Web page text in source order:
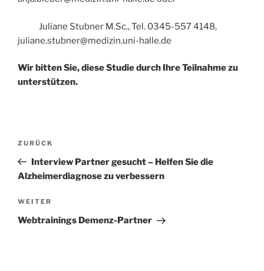
Juliane Stubner M.Sc., Tel. 0345-557 4148,
juliane.stubner@medizin.uni-halle.de
Wir bitten Sie, diese Studie durch Ihre Teilnahme zu
unterstützen.
Beitragsnavigation
Vorheriger
Beitrag
ZURÜCK
Interview Partner gesucht – Helfen Sie die
Alzheimerdiagnose zu verbessern
Nächster
Beitrag
WEITER
Webtrainings Demenz-Partner